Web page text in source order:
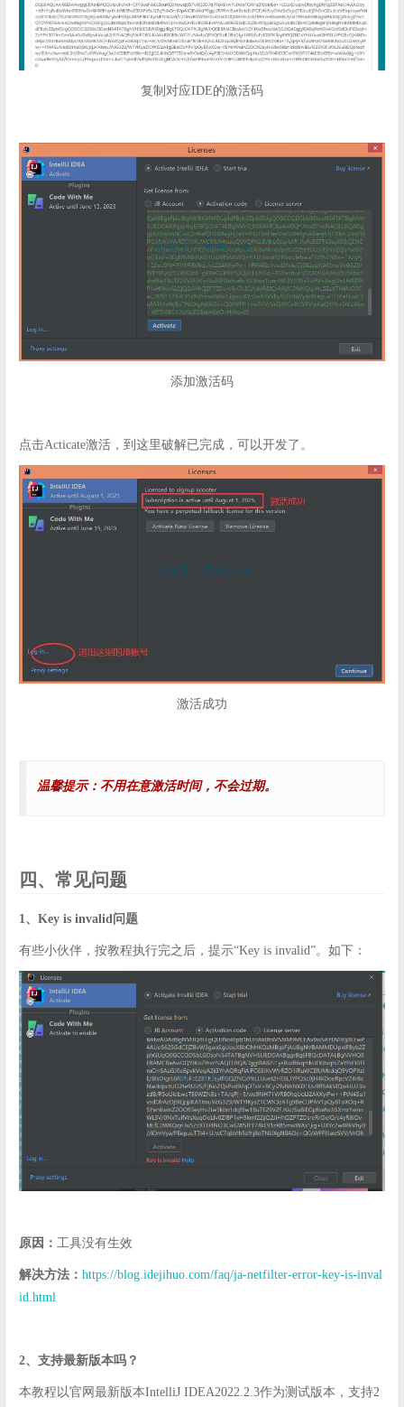
复制对应IDE的激活码
添加激活码
点击Acticate激活，到这里破解已完成，可以开发了。
激活成功
温馨提示：不用在意激活时间，不会过期。
四、常见问题
1、Key is invalid问题
有些小伙伴，按教程执行完之后，提示“Key is invalid”。如下：
原因： 工具没有生效
解决方法： https://blog.idejihuo.com/faq/ja-netfilter-error-key-is-inval
id.html
2、支持最新版本吗？
本教程以官网最新版本IntelliJ IDEA2022.2.3作为测试版本，支持2